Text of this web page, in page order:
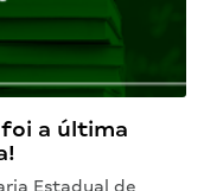
foi a última
Estadual de